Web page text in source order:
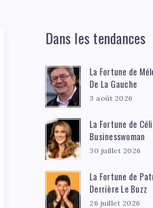
Dans les tendances
La Fortune de
De La Gauche
3 août 2026
La Fortune de
Businesswoman
30 juillet 2026
La Fortune de
Derrière Le Buzz
26 juillet 2026